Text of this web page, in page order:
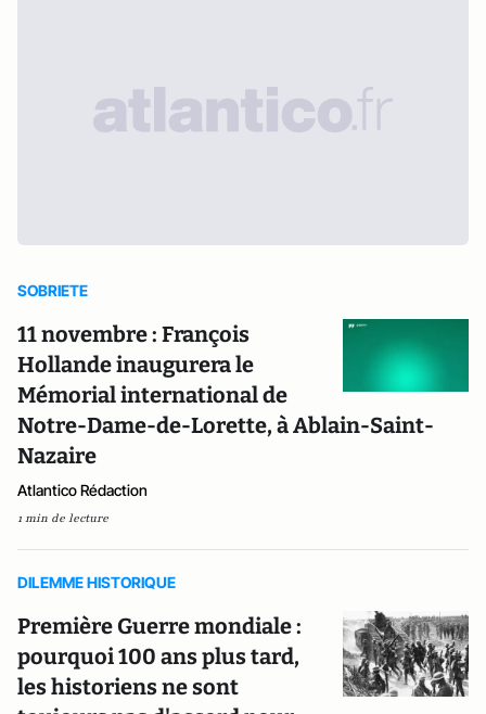
SOBRIETE
11 novembre : François
Hollande inaugurera le
Mémorial international de
Notre-Dame-de-Lorette, à Ablain-Saint-
Nazaire
Atlantico Rédaction
1 min de lecture
DILEMME HISTORIQUE
Première Guerre mondiale :
pourquoi 100 ans plus tard,
les historiens ne sont